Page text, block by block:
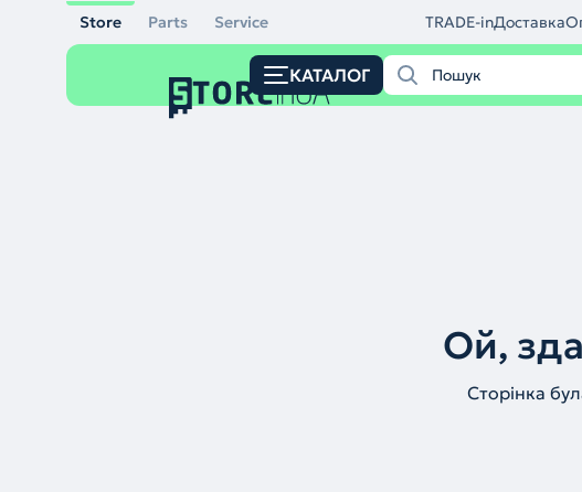
Store Parts Service TRADE-inДоставка
КАТАЛОГ
Ой,
Сторінка